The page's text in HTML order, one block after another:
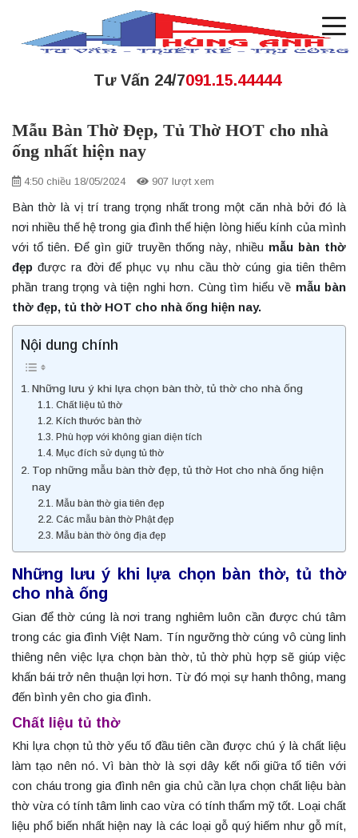
Tư Vấn 24/7091.15.44444
Mẫu Bàn Thờ Đẹp, Tủ Thờ HOT cho nhà
ống nhất hiện nay
4:50 chiều 18/05/2024 907 lượt xem
Bàn thờ là vị trí trang trọng nhất trong một căn nhà bởi đó là
nơi nhiều thế hệ trong gia đình thể hiện lòng hiếu kính của mình
với tổ tiên. Để gìn giữ truyền thống này, nhiều mẫu bàn thờ
đẹp được ra đời để phục vụ nhu cầu thờ cúng gia tiên thêm
phần trang trọng và tiện nghi hơn. Cùng tìm hiểu về mẫu bàn
thờ đẹp, tủ thờ HOT cho nhà ống hiện nay.
Nội dung chính
Những lưu ý khi lựa chọn bàn thờ, tủ thờ cho nhà ống
Chất liệu tủ thờ
Kích thước bàn thờ
Phù hợp với không gian diện tích
Mục đích sử dụng tủ thờ
Top những mẫu bàn thờ đẹp, tủ thờ Hot cho nhà ống hiện
nay
Mẫu bàn thờ gia tiên đẹp
Các mẫu bàn thờ Phật đẹp
Mẫu bàn thờ ông địa đẹp
Những lưu ý khi lựa chọn bàn thờ, tủ thờ
cho nhà ống
Gian để thờ cúng là nơi trang nghiêm luôn cần được chú tâm
trong các gia đình Việt Nam. Tín ngưỡng thờ cúng vô cùng linh
thiêng nên việc lựa chọn bàn thờ, tủ thờ phù hợp sẽ giúp việc
khấn bái trở nên thuận lợi hơn. Từ đó mọi sự hanh thông, mang
đến bình yên cho gia đình.
Chất liệu tủ thờ
Khi lựa chọn tủ thờ yếu tố đầu tiên cần được chú ý là chất liệu
làm tạo nên nó. Vì bàn thờ là sợi dây kết nối giữa tổ tiên với
con cháu trong gia đình nên gia chủ cần lựa chọn chất liệu bàn
thờ vừa có tính tâm linh cao vừa có tính thẩm mỹ tốt. Loại chất
liệu phổ biến nhất hiện nay là các loại gỗ quý hiếm như gỗ mít,